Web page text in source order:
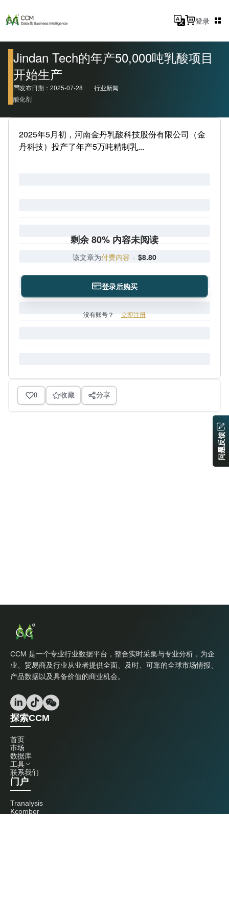
登录
Jindan Tech的年产50,000吨乳酸项目
开始生产
发布日期：2025-07-28
行业新闻
酸化剂
2025年5月初，河南金丹乳酸科技股份有限公司（金
丹科技）投产了年产5万吨精制乳...
剩余 80% 内容未阅读
该文章为付费内容 · $8.80
登录后购买
没有账号？ 立即注册
0 收藏 分享
CCM 是一个专业行业数据平台，整合实时采集与专业分析，为企
业、贸易商及行业从业者提供全面、及时、可靠的全球市场情报、
产品数据以及具备价值的商业机会。
探索CCM
首页
市场
数据库
工具
联系我们
门户
Tranalysis
Kcomber
问题反馈